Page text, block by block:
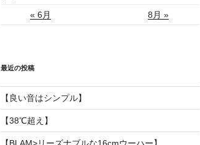
« 6月 8月 »
最近の投稿
【良い音はシンプル】
【38℃超え】